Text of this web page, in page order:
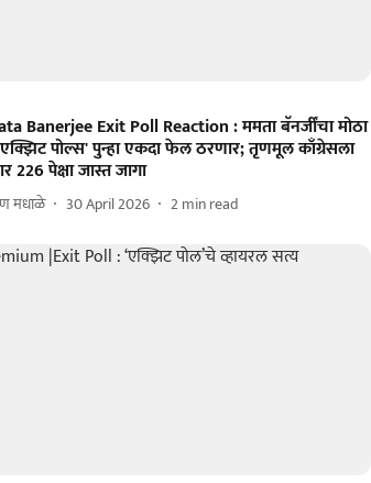
Banerjee Exit Poll Reaction : ममता बॅनर्जींचा मोठा
पोल्स' पुन्हा एकदा फेल ठरणार; तृणमूल काँग्रेसला
226 पेक्षा जास्त जागा
मधाळे 30 April 2026 2min read